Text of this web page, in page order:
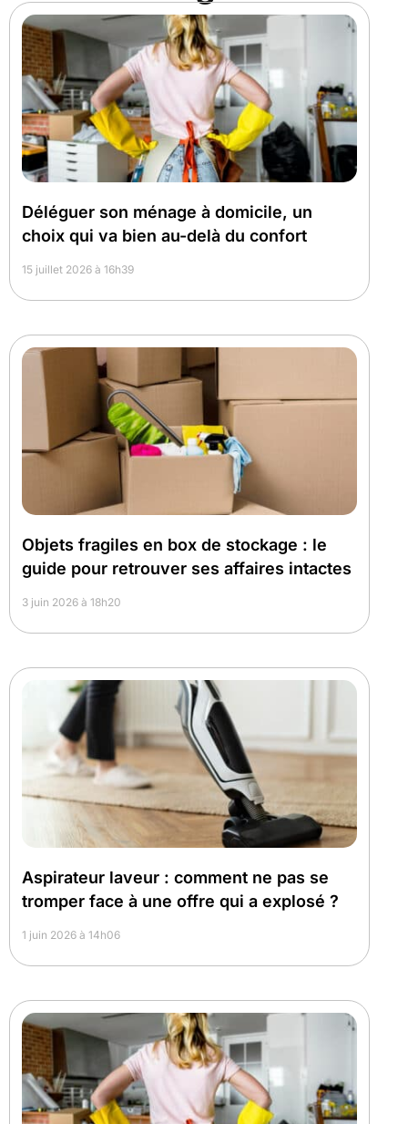
Déléguer son ménage à domicile, un
choix qui va bien au-delà du confort
15 juillet 2026 à 16h39
Objets fragiles en box de stockage : le
guide pour retrouver ses affaires intactes
3 juin 2026 à 18h20
Aspirateur laveur : comment ne pas se
tromper face à une offre qui a explosé ?
1 juin 2026 à 14h06